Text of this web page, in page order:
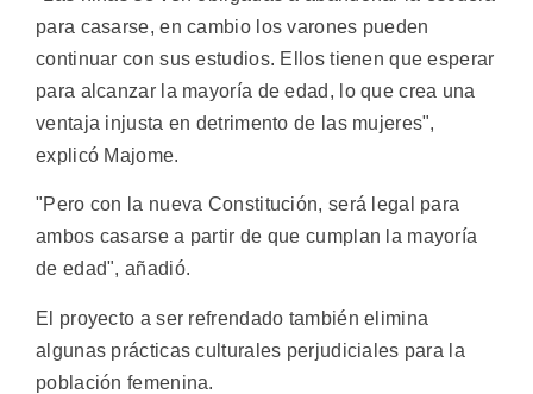
para casarse, en cambio los varones pueden
continuar con sus estudios. Ellos tienen que esperar
para alcanzar la mayoría de edad, lo que crea una
ventaja injusta en detrimento de las mujeres",
explicó Majome.
"Pero con la nueva Constitución, será legal para
ambos casarse a partir de que cumplan la mayoría
de edad", añadió.
El proyecto a ser refrendado también elimina
algunas prácticas culturales perjudiciales para la
población femenina.